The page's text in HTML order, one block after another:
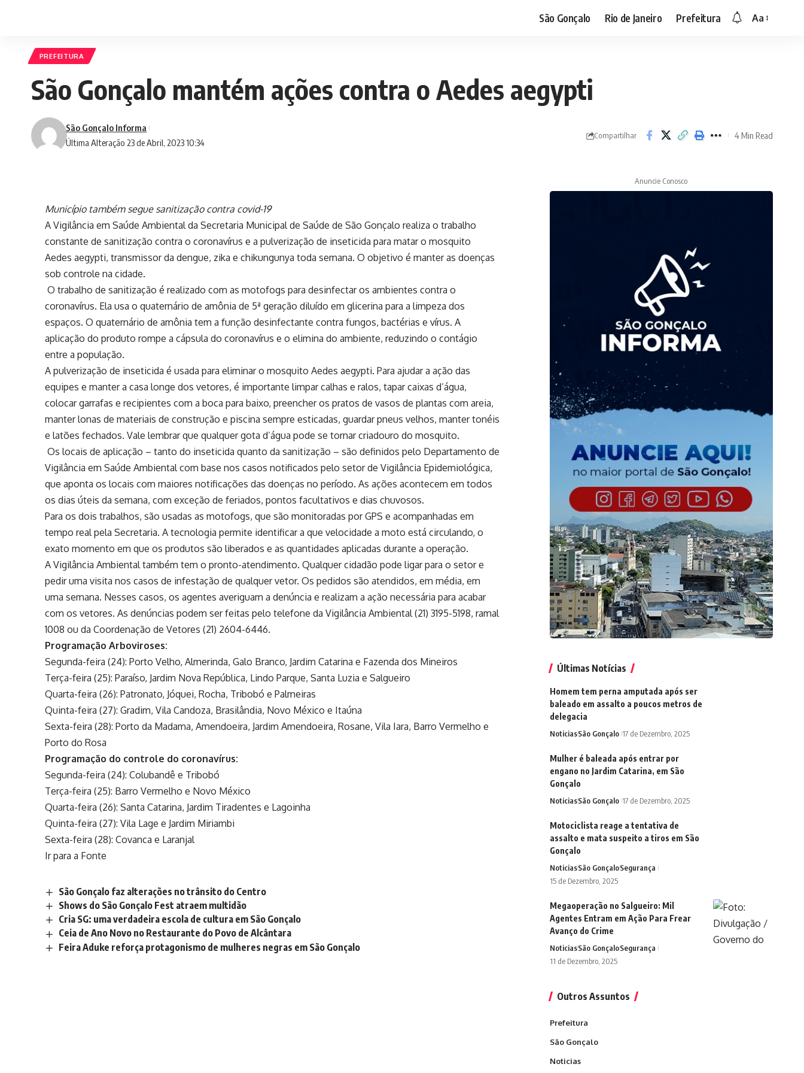
São Gonçalo Rio de Janeiro Prefeitura Aa
PREFEITURA
São Gonçalo mantém ações contra o Aedes aegypti
Última Alteração 23 de Abril, 2023 10:34
São Gonçalo Informa
Compartilhar 4 Min Read
Município também segue sanitização contra covid-19
A Vigilância em Saúde Ambiental da Secretaria Municipal de Saúde de São Gonçalo realiza o trabalho
constante de sanitização contra o coronavírus e a pulverização de inseticida para matar o mosquito
Aedes aegypti, transmissor da dengue, zika e chikungunya toda semana. O objetivo é manter as doenças
sob controle na cidade.
O trabalho de sanitização é realizado com as motofogs para desinfectar os ambientes contra o
coronavírus. Ela usa o quaternário de amônia de 5ª geração diluído em glicerina para a limpeza dos
espaços. O quaternário de amônia tem a função desinfectante contra fungos, bactérias e vírus. A
aplicação do produto rompe a cápsula do coronavírus e o elimina do ambiente, reduzindo o contágio
entre a população.
A pulverização de inseticida é usada para eliminar o mosquito Aedes aegypti. Para ajudar a ação das
equipes e manter a casa longe dos vetores, é importante limpar calhas e ralos, tapar caixas d’água,
colocar garrafas e recipientes com a boca para baixo, preencher os pratos de vasos de plantas com areia,
manter lonas de materiais de construção e piscina sempre esticadas, guardar pneus velhos, manter tonéis
e latões fechados. Vale lembrar que qualquer gota d’água pode se tornar criadouro do mosquito.
Os locais de aplicação – tanto do inseticida quanto da sanitização – são definidos pelo Departamento de
Vigilância em Saúde Ambiental com base nos casos notificados pelo setor de Vigilância Epidemiológica,
que aponta os locais com maiores notificações das doenças no período. As ações acontecem em todos
os dias úteis da semana, com exceção de feriados, pontos facultativos e dias chuvosos.
Para os dois trabalhos, são usadas as motofogs, que são monitoradas por GPS e acompanhadas em
tempo real pela Secretaria. A tecnologia permite identificar a que velocidade a moto está circulando, o
exato momento em que os produtos são liberados e as quantidades aplicadas durante a operação.
A Vigilância Ambiental também tem o pronto-atendimento. Qualquer cidadão pode ligar para o setor e
pedir uma visita nos casos de infestação de qualquer vetor. Os pedidos são atendidos, em média, em
uma semana. Nesses casos, os agentes averiguam a denúncia e realizam a ação necessária para acabar
com os vetores. As denúncias podem ser feitas pelo telefone da Vigilância Ambiental (21) 3195-5198, ramal
1008 ou da Coordenação de Vetores (21) 2604-6446.
Programação Arboviroses:
Segunda-feira (24): Porto Velho, Almerinda, Galo Branco, Jardim Catarina e Fazenda dos Mineiros
Terça-feira (25): Paraíso, Jardim Nova República, Lindo Parque, Santa Luzia e Salgueiro
Quarta-feira (26): Patronato, Jóquei, Rocha, Tribobó e Palmeiras
Quinta-feira (27): Gradim, Vila Candoza, Brasilândia, Novo México e Itaúna
Sexta-feira (28): Porto da Madama, Amendoeira, Jardim Amendoeira, Rosane, Vila Iara, Barro Vermelho e
Porto do Rosa
Programação do controle do coronavírus:
Segunda-feira (24): Colubandê e Tribobó
Terça-feira (25): Barro Vermelho e Novo México
Quarta-feira (26): Santa Catarina, Jardim Tiradentes e Lagoinha
Quinta-feira (27): Vila Lage e Jardim Miriambi
Sexta-feira (28): Covanca e Laranjal
Ir para a Fonte
São Gonçalo faz alterações no trânsito do Centro
Shows do São Gonçalo Fest atraem multidão
Cria SG: uma verdadeira escola de cultura em São Gonçalo
Ceia de Ano Novo no Restaurante do Povo de Alcântara
Feira Aduke reforça protagonismo de mulheres negras em São Gonçalo
Anuncie Conosco
Últimas Notícias
Homem tem perna amputada após ser
baleado em assalto a poucos metros de
delegacia
NoticiasSão Gonçalo 17 de Dezembro, 2025
Mulher é baleada após entrar por
engano no Jardim Catarina, em São
Gonçalo
NoticiasSão Gonçalo 17 de Dezembro, 2025
Motociclista reage a tentativa de
assalto e mata suspeito a tiros em São
Gonçalo
NoticiasSão GonçaloSegurança
15 de Dezembro, 2025
Megaoperação no Salgueiro: Mil
Agentes Entram em Ação Para Frear
Avanço do Crime
NoticiasSão GonçaloSegurança
11 de Dezembro, 2025
Outros Assuntos
Prefeitura
São Gonçalo
Noticias